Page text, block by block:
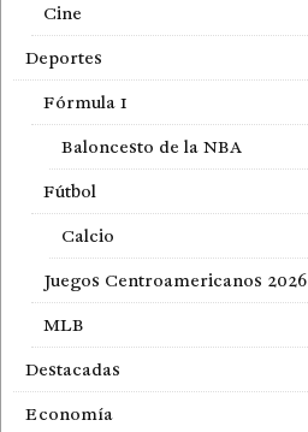
Cine
Deportes
Fórmula 1
Baloncesto de la NBA
Fútbol
Calcio
Juegos Centroamericanos 2026
MLB
Destacadas
Economía